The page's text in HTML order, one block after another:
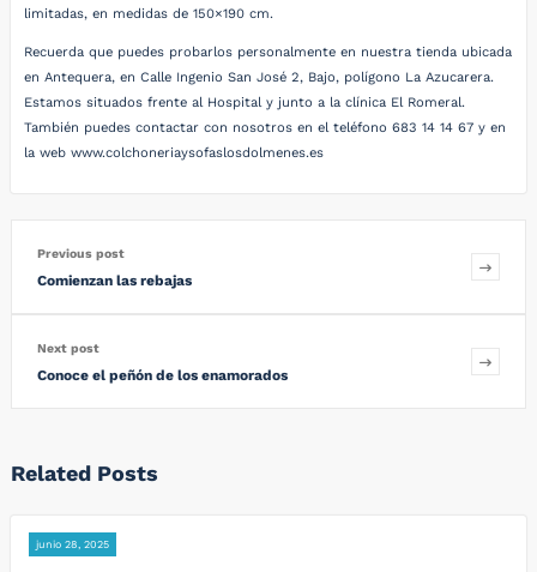
limitadas, en medidas de 150×190 cm.
Recuerda que puedes probarlos personalmente en nuestra tienda ubicada
en Antequera, en Calle Ingenio San José 2, Bajo, polígono La Azucarera.
Estamos situados frente al Hospital y junto a la clínica El Romeral.
También puedes contactar con nosotros en el teléfono 683 14 14 67 y en
la web www.colchoneriaysofaslosdolmenes.es
Previous post
Comienzan las rebajas
Next post
Conoce el peñón de los enamorados
Related Posts
junio 28, 2025